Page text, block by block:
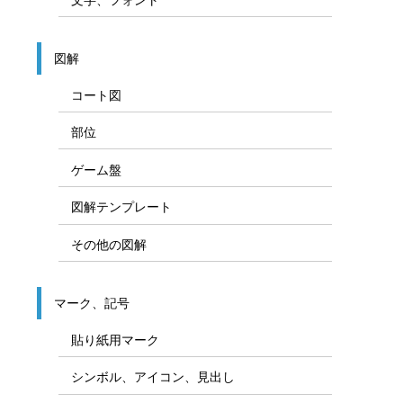
図解
コート図
部位
ゲーム盤
図解テンプレート
その他の図解
マーク、記号
貼り紙用マーク
シンボル、アイコン、見出し